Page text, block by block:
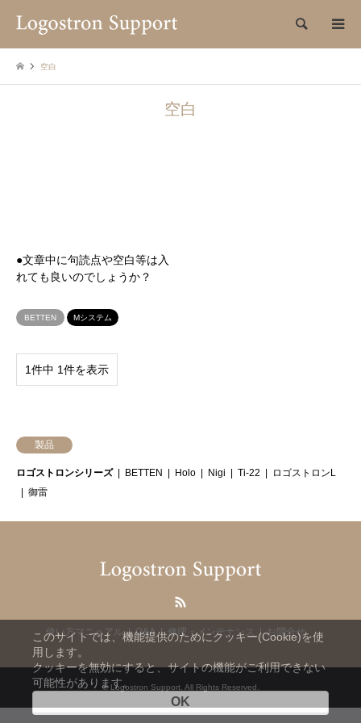
このサイトでは、機能提供のためにクッキー(Cookie)を使
用します。
クッキーを無効にすると、サイトの機能がご利用できない
可能性があります。
OK
検索
空白
空白
●文章中に句読点や空白等は入
れても良いのでしょうか？
BETTEN Mシステム
1件中 1件を表示
製品
ロゴストロンシリーズ BETTEN Holo Nigi Ti-22
ロゴストロンL
御雷
使い方マニュアル Q&A 修理・メンテナンス お問合せ
© Logostron Support. All Rights Reserved.